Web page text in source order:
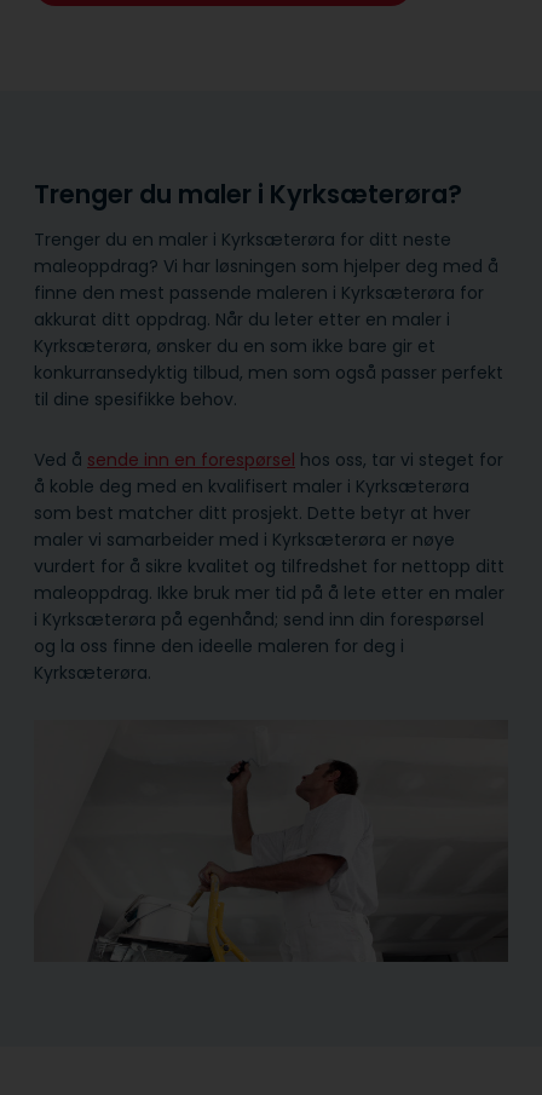
Trenger du maler i Kyrksæterøra?
Trenger du en maler i Kyrksæterøra for ditt neste
maleoppdrag? Vi har løsningen som hjelper deg med å
finne den mest passende maleren i Kyrksæterøra for
akkurat ditt oppdrag. Når du leter etter en maler i
Kyrksæterøra, ønsker du en som ikke bare gir et
konkurransedyktig tilbud, men som også passer perfekt
til dine spesifikke behov.
Ved å sende inn en forespørsel hos oss, tar vi steget for
å koble deg med en kvalifisert maler i Kyrksæterøra
som best matcher ditt prosjekt. Dette betyr at hver
maler vi samarbeider med i Kyrksæterøra er nøye
vurdert for å sikre kvalitet og tilfredshet for nettopp ditt
maleoppdrag. Ikke bruk mer tid på å lete etter en maler
i Kyrksæterøra på egenhånd; send inn din forespørsel
og la oss finne den ideelle maleren for deg i
Kyrksæterøra.